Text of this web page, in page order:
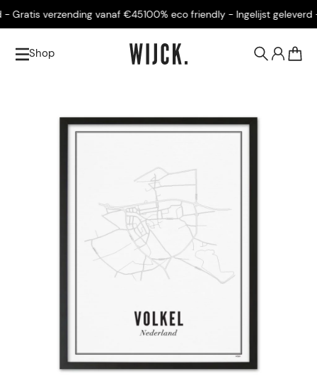
verzending vanaf €45100% eco friendly - Ingelijst geleverd -
Shop